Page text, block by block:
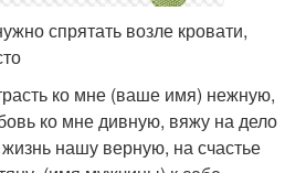
спрятать возле кровати,
ко мне (ваше имя) нежную,
ко мне дивную, вяжу на дело
нашу верную, на счастье